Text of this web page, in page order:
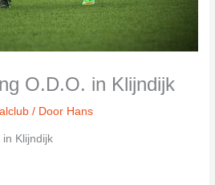
O.D.O. in Klijndijk
/ Door Hans
in Klijndijk